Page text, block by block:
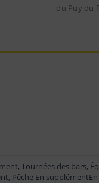
du Puy du
Tournées des bars,
Pêche En